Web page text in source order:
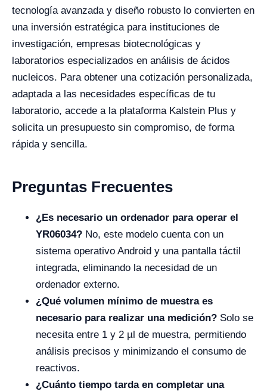
tecnología avanzada y diseño robusto lo convierten en
una inversión estratégica para instituciones de
investigación, empresas biotecnológicas y
laboratorios especializados en análisis de ácidos
nucleicos. Para obtener una cotización personalizada,
adaptada a las necesidades específicas de tu
laboratorio, accede a la plataforma Kalstein Plus y
solicita un presupuesto sin compromiso, de forma
rápida y sencilla.
Preguntas Frecuentes
¿Es necesario un ordenador para operar el
YR06034? No, este modelo cuenta con un
sistema operativo Android y una pantalla táctil
integrada, eliminando la necesidad de un
ordenador externo.
¿Qué volumen mínimo de muestra es
necesario para realizar una medición? Solo se
necesita entre 1 y 2 µl de muestra, permitiendo
análisis precisos y minimizando el consumo de
reactivos.
¿Cuánto tiempo tarda en completar una